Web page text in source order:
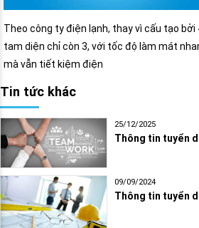
Theo công ty điện lạnh, thay vì cấu tạo bởi
tam diện chỉ còn 3, với tốc độ làm mát
mà vẫn tiết kiệm điện
Tin tức khác
25/12/2025
Thông tin tuyển
09/09/2024
Thông tin tuyển